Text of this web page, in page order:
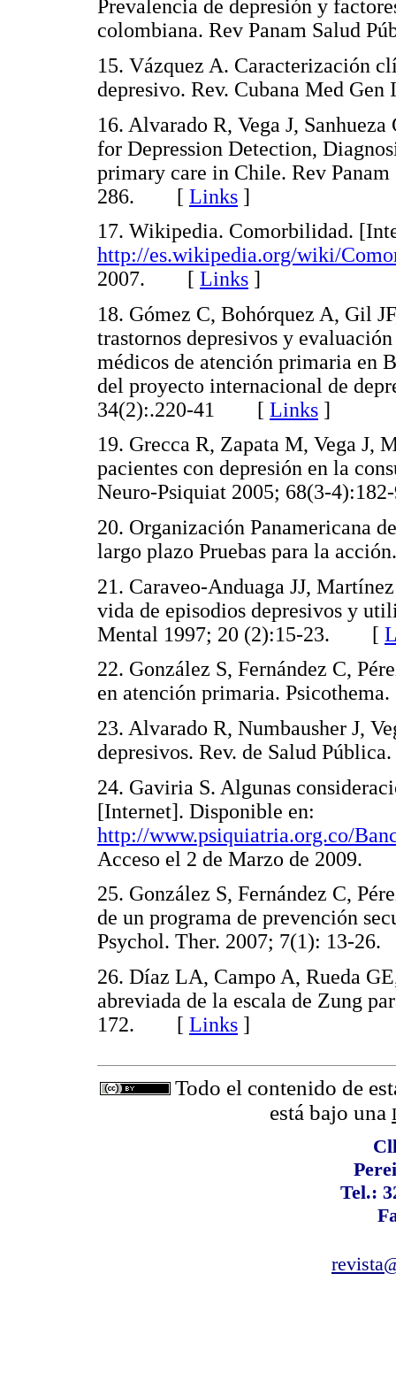
Prevalencia de depresión y
colombiana. Rev Panam
15. Vázquez A. Caracterización
depresivo. Rev. Cubana Med
16. Alvarado R, Vega J,
for Depression Detection,
primary care in Chile. Rev
286. [ Links ]
17. Wikipedia. Comorbilidad.
http://es.wikipedia.org/wiki/
2007. [ Links ]
18. Gómez C, Bohórquez A, Gil
trastornos depresivos y
médicos de atención primaria en
del proyecto internacional de
34(2):.220-41 [ Links ]
19. Grecca R, Zapata M, Vega J,
pacientes con depresión en la
Neuro-Psiquiat 2005; 68(3-
20. Organización Panamericana
largo plazo Pruebas para la
21. Caraveo-Anduaga JJ,
vida de episodios depresivos y
Mental 1997; 20 (2):15-23. [
22. González S, Fernández C,
en atención primaria.
23. Alvarado R, Numbausher J,
depresivos. Rev. de Salud
24. Gaviria S. Algunas
[Internet]. Disponible en:
http://www.psiquiatria.org.co/
Acceso el 2 de Marzo de
25. González S, Fernández C,
de un programa de prevención
Psychol. Ther. 2007; 7(1):
26. Díaz LA, Campo A, Rueda
abreviada de la escala de Zung
172. [ Links ]
Todo el contenido de
está bajo una
Tel.: